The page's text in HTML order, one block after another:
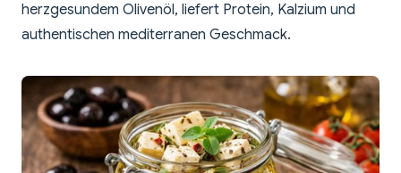
herzgesundem Olivenöl, liefert Protein, Kalzium und
authentischen mediterranen Geschmack.